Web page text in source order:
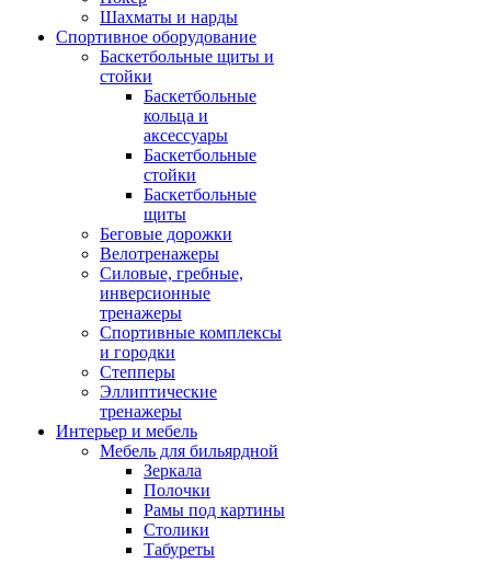
Шахматы и нарды
Спортивное оборудование
Баскетбольные щиты и
стойки
Баскетбольные
кольца и
аксессуары
Баскетбольные
стойки
Баскетбольные
щиты
Беговые дорожки
Велотренажеры
Силовые, гребные,
инверсионные
тренажеры
Спортивные комплексы
и городки
Степперы
Эллиптические
тренажеры
Интерьер и мебель
Мебель для бильярдной
Зеркала
Полочки
Рамы под картины
Столики
Табуреты